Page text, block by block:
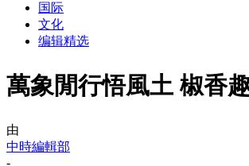
国际
文化
编辑精选
萬象閒行悟風土 椒香
由
中時編輯部
-